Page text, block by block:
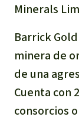
Minerals
Barrick
minera de
de una
Cuenta con
consorcios